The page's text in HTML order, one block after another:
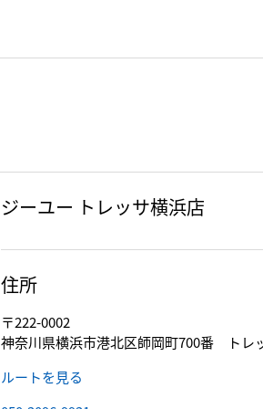
ジーユー トレッサ横浜店
住所
〒222-0002
神奈川県横浜市港北区師岡町700番 トレ
ルートを見る